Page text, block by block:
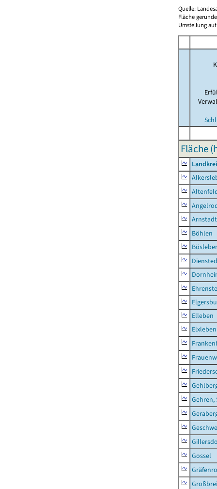
Quelle:
Fläche
Umstellung
Fläche
Böhlen
Elleben
Elxleben
Gehren,
Gossel